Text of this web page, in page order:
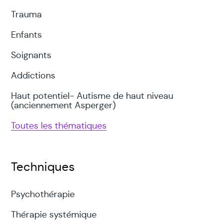
Trauma
Enfants
Soignants
Addictions
Haut potentiel- Autisme de haut niveau
(anciennement Asperger)
Toutes les thématiques
Techniques
Psychothérapie
Thérapie systémique